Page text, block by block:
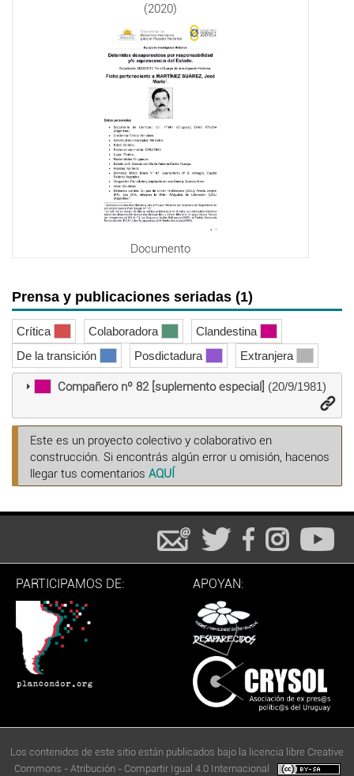
(2020)
Documento
Prensa y publicaciones seriadas (1)
Crítica Colaboradora
Clandestina
De la transición
Posdictadura Extranjera
Compañero nº 82 [suplemento especial] (20/9/1981)
Este es un proyecto colectivo y colaborativo en
construcción. Si encontrás algún error u omisión, hacenos
llegar tus comentarios AQUÍ
PARTICIPAMOS DE: APOYAN:
Los contenidos de este sitio están publicados bajo la licencia libre Creative
Commons - Atribución - Compartir Igual 4.0 Internacional